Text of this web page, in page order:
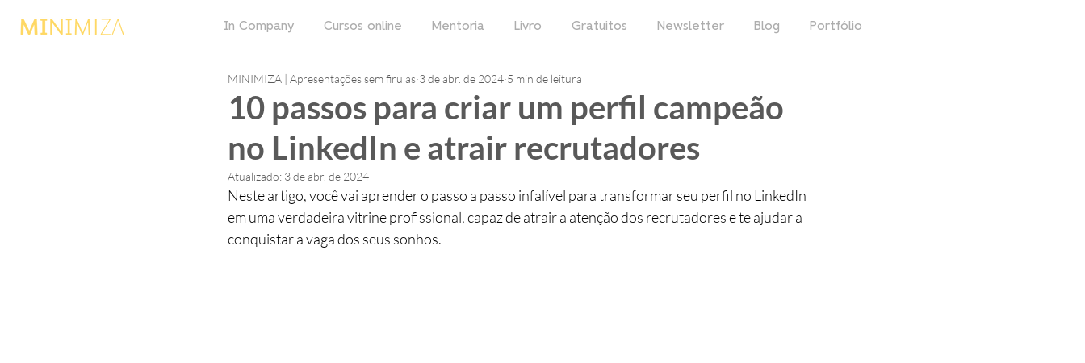
In Company Cursos online Mentoria Livro Gratuitos Newsletter Blog Portfólio
10 passos para criar um perfil campeão
no LinkedIn e atrair recrutadores
MINIMIZA | Apresentações sem firulas 3 de abr. de 2024 5 min de leitura
Atualizado: 3 de abr. de 2024
Neste artigo, você vai aprender o passo a passo infalível para transformar seu perfil no LinkedIn
em uma verdadeira vitrine profissional, capaz de atrair a atenção dos recrutadores e te ajudar a
conquistar a vaga dos seus sonhos.